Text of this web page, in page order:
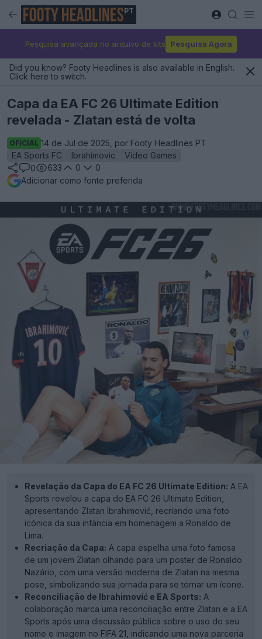
PT
Pesquisa avançada no arquivo de kits Pesquisa Agora
Did you know? Footy Headlines is also available in English.
Click here to switch.
Capa da EA FC 26 Ultimate Edition
revelada - Zlatan está de volta
OFICIAL 14 de Jul de 2025, por Footy Headlines PT
EA Sports FC
Ibrahimovic
Video Games
0
633 0
0
Adicionar como fonte preferida
Revelação da Capa do EA FC 26 Ultimate Edition: A EA
Sports revelou a capa do EA FC 26 Ultimate Edition,
apresentando Zlatan Ibrahimović, recriando uma foto
icónica da sua infância em homenagem a Ronaldo de
Lima.
Recriação da Capa: A capa espelha uma foto famosa
de um jovem Zlatan olhando para um poster de Ronaldo
Nazário, com uma versão moderna de Zlatan na mesma
pose, simbolizando sua jornada para se tornar um ícone.
Reconciliação de Ibrahimović e EA Sports: A
colaboração marca uma reconciliação entre Zlatan e a EA
Sports após uma discussão pública sobre o uso do seu
nome e imagem no FIFA 21, indicando uma nova parceria